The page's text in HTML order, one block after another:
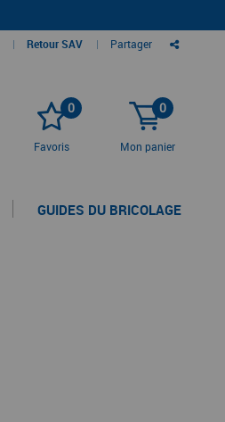
| Retour SAV | Partager
0
Favoris
0
Mon panier
GUIDES DU BRICOLAGE